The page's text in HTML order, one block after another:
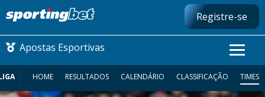
Registre-se
Apostas Esportivas
HOME RESULTADOS CALENDÁRIO CLASSIFICAÇÃO TIMES